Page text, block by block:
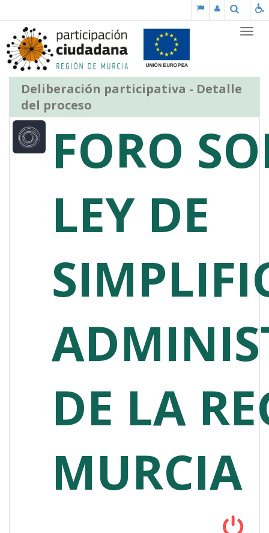
Buscar
Deliberación participativa - Detalle
del proceso
FORO
LEY DE
DE LA
MURCIA